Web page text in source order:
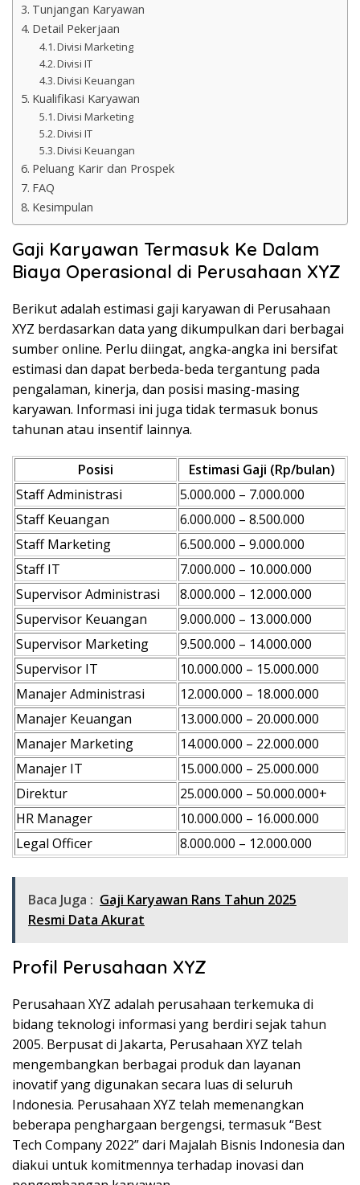
Tunjangan Karyawan
Detail Pekerjaan
Divisi Marketing
Divisi IT
Divisi Keuangan
Kualifikasi Karyawan
Divisi Marketing
Divisi IT
Divisi Keuangan
Peluang Karir dan Prospek
FAQ
Kesimpulan
Gaji Karyawan Termasuk Ke Dalam
Biaya Operasional di Perusahaan XYZ
Berikut adalah estimasi gaji karyawan di Perusahaan
XYZ berdasarkan data yang dikumpulkan dari berbagai
sumber online. Perlu diingat, angka-angka ini bersifat
estimasi dan dapat berbeda-beda tergantung pada
pengalaman, kinerja, dan posisi masing-masing
karyawan. Informasi ini juga tidak termasuk bonus
tahunan atau insentif lainnya.
Posisi
Estimasi Gaji (Rp/bulan)
Staff Administrasi
5.000.000 – 7.000.000
Staff Keuangan
6.000.000 – 8.500.000
Staff Marketing
6.500.000 – 9.000.000
Staff IT
7.000.000 – 10.000.000
Supervisor Administrasi
8.000.000 – 12.000.000
Supervisor Keuangan
9.000.000 – 13.000.000
Supervisor Marketing
9.500.000 – 14.000.000
Supervisor IT
10.000.000 – 15.000.000
Manajer Administrasi
12.000.000 – 18.000.000
Manajer Keuangan
13.000.000 – 20.000.000
Manajer Marketing
14.000.000 – 22.000.000
Manajer IT
15.000.000 – 25.000.000
Direktur
25.000.000 – 50.000.000+
HR Manager
10.000.000 – 16.000.000
Legal Officer
8.000.000 – 12.000.000
Baca Juga : Gaji Karyawan Rans Tahun 2025
Resmi Data Akurat
Profil Perusahaan XYZ
Perusahaan XYZ adalah perusahaan terkemuka di
bidang teknologi informasi yang berdiri sejak tahun
2005. Berpusat di Jakarta, Perusahaan XYZ telah
mengembangkan berbagai produk dan layanan
inovatif yang digunakan secara luas di seluruh
Indonesia. Perusahaan XYZ telah memenangkan
beberapa penghargaan bergengsi, termasuk “Best
Tech Company 2022” dari Majalah Bisnis Indonesia dan
diakui untuk komitmennya terhadap inovasi dan